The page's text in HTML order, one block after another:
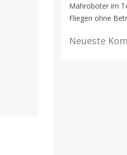
Mähroboter im
Fliegen ohne
Neueste